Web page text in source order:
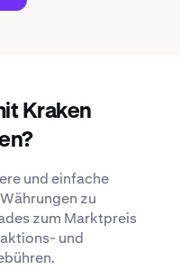
Kraken
und einfache
zu
zum Marktpreis
und